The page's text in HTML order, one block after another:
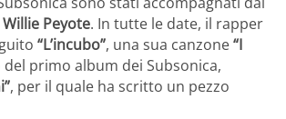
Willie Peyote. In tutte le date, il rapper
“L’incubo”, una sua canzone“I
del primo album dei Subsonica,
, per il quale ha scritto un pezzo